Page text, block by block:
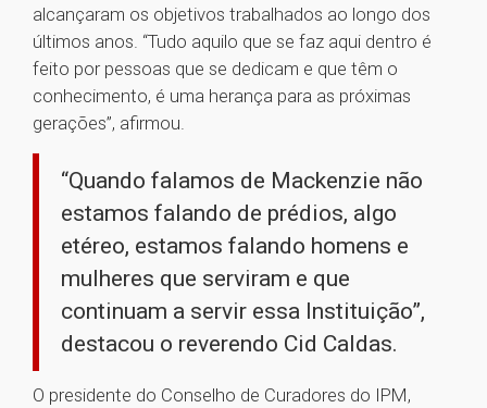
alcançaram os objetivos trabalhados ao longo dos
últimos anos. “Tudo aquilo que se faz aqui dentro é
feito por pessoas que se dedicam e que têm o
conhecimento, é uma herança para as próximas
gerações”, afirmou.
“Quando falamos de Mackenzie não
estamos falando de prédios, algo
etéreo, estamos falando homens e
mulheres que serviram e que
continuam a servir essa Instituição”,
destacou o reverendo Cid Caldas.
O presidente do Conselho de Curadores do IPM,